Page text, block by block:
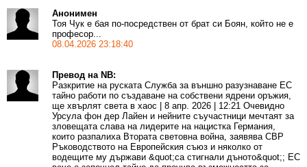
Анонимен
Тоя Чук е бая по-посредствен от брат си Боян, който не е
професор...
08.04.2026 23:18:40
Превод на NB:
Разкритие на руската Служба за външно разузнаване ЕС
тайно работи по създаване на собствени ядрени оръжия,
ще хвърлят света в хаос | 8 апр. 2026 | 12:21 Очевидно
Урсула фон дер Лайен и нейните съучастници мечтаят за
зловещата слава на лидерите на нацистка Германия,
които разпалиха Втората световна война, заявява СВР
Ръководството на Европейския съюз и няколко от
водещите му държави &quot;са стигнали дъното&quot;; ЕС